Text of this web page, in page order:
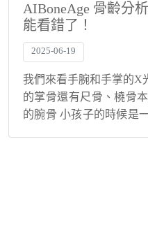
AIBoneAge 骨齡分
能看錯了！
2025-06-19
我們來看手腕和手掌的X
的掌骨還有尺骨、橈骨
的腕骨 小孩子的時候是